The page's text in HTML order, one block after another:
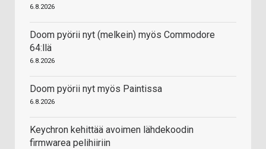
6.8.2026
Doom pyörii nyt (melkein) myös Commodore
64:llä
6.8.2026
Doom pyörii nyt myös Paintissa
6.8.2026
Keychron kehittää avoimen lähdekoodin
firmwarea pelihiiriin